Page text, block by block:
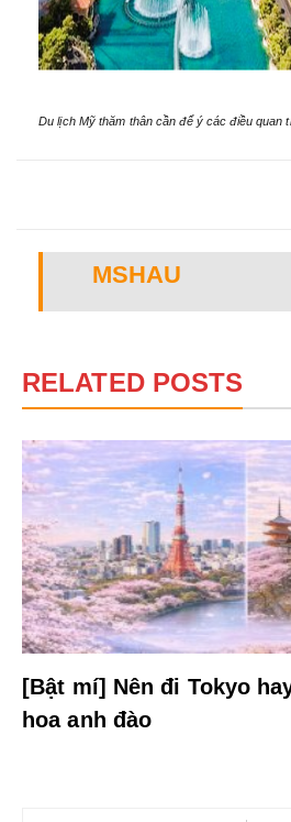
Du lịch Mỹ thăm thân cần để ý các điều quan
MSHAU
RELATED POSTS
[Bật mí] Nên đi Tokyo
hoa anh đào